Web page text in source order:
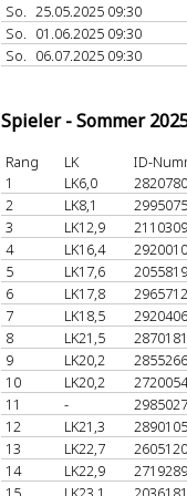
So. 25.05.2025 09:30
So. 01.06.2025 09:30
So. 06.07.2025 09:30
Spieler - Sommer
Rang LK
ID-
1
LK6,0
2
LK8,1
3
LK12,9
4
LK16,4
5
LK17,6
6
LK17,8
7
LK18,5
8
LK21,5
9
LK20,2
10
LK20,2
11
-
12
LK21,3
13
LK22,7
14
LK22,9